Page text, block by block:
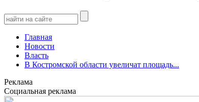
Главная
Новости
Власть
В Костромской области увеличат площадь...
Реклама
Социальная реклама